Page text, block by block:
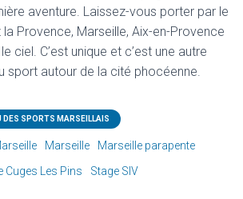
aventure. Laissez-vous porter par le
Provence, Marseille, Aix-en-Provence
ciel. C’est unique et c’est une autre
sport autour de la cité phocéenne.
DES SPORTS MARSEILLAIS
Marseille
Marseille parapente
Cuges Les Pins Stage SIV